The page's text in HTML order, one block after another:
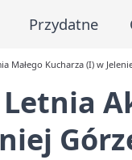
Przydatne
Małego Kucharza (I) w